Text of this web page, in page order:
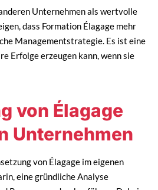
Unternehmen als wertvolle
dass Formation Élagage mehr
Managementstrategie. Es ist eine
Erfolge erzeugen kann, wenn sie
von Élagage
Unternehmen
von Élagage im eigenen
eine gründliche Analyse